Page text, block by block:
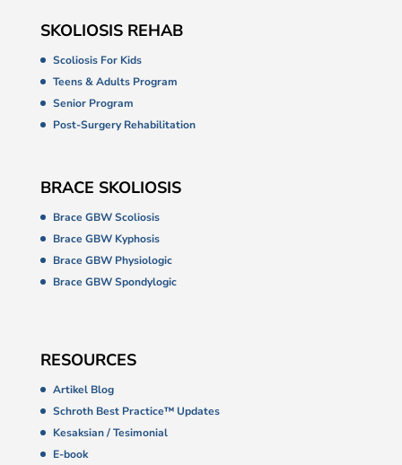
SKOLIOSIS REHAB
Scoliosis For Kids
Teens & Adults Program
Senior Program
Post-Surgery Rehabilitation
BRACE SKOLIOSIS
Brace GBW Scoliosis
Brace GBW Kyphosis
Brace GBW Physiologic
Brace GBW Spondylogic
RESOURCES
Artikel Blog
Schroth Best Practice™ Updates
Kesaksian / Tesimonial
E-book